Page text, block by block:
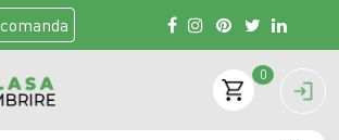
comanda
0